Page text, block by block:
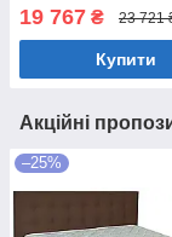
білизни Світло-
19 767 ₴ 23 721
Купити
Акційні
–25%